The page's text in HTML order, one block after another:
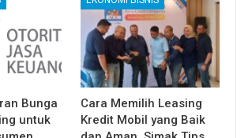
Bunga
untuk
Cara Memilih Leasing
Kredit Mobil yang Baik